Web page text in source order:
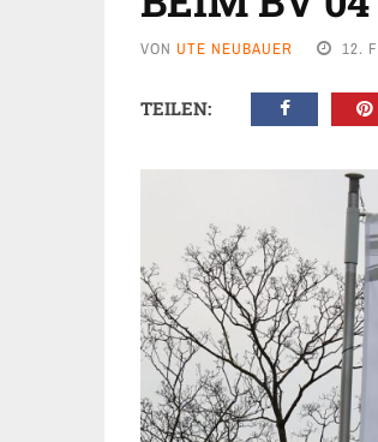
VON UTE NEUBAUER 12.
TEILEN: